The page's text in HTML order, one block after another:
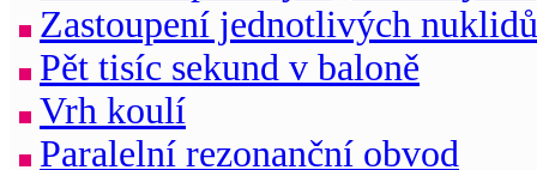
Zastoupení jednotlivých
Pět tisíc sekund v baloně
Vrh koulí
Paralelní rezonanční obvod